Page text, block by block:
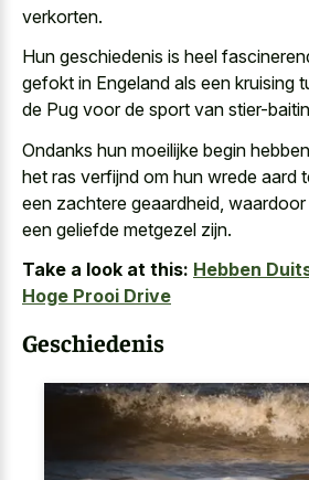
verkorten.
Hun geschiedenis is heel
gefokt in Engeland als een kruising
de Pug voor de sport van stier-
Ondanks hun moeilijke begin hebben
het ras verfijnd om hun wrede aard
een zachtere geaardheid,
een geliefde metgezel zijn.
Take a look at this: Hebben
Hoge Prooi Drive
Geschiedenis